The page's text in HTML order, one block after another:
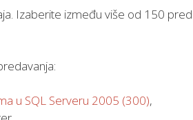
Izaberite između više od 150
u SQL Serveru 2005 (300),